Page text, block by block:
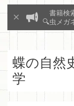
書籍検
🔍虫メガ
蝶の自然
学